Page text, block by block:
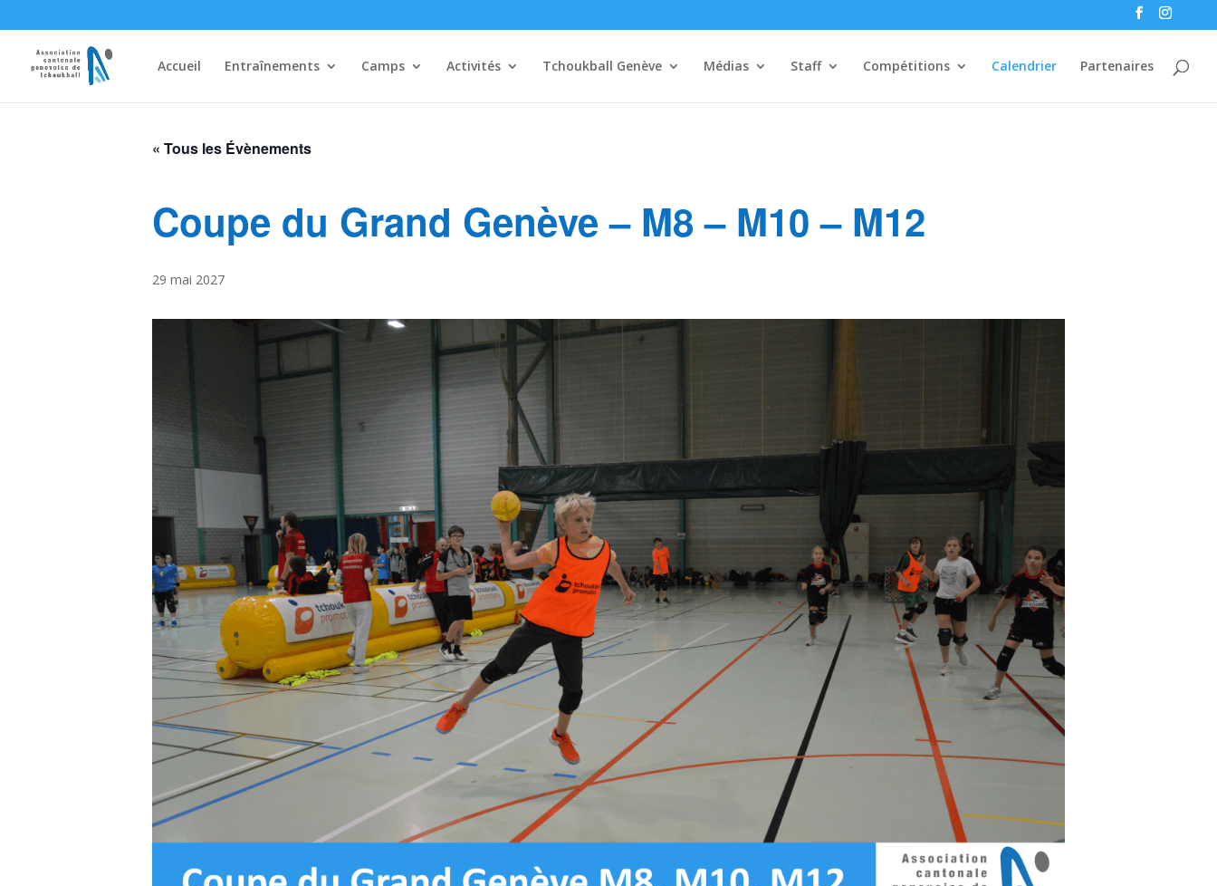
Accueil Entraînements Camps Activités Tchoukball Genève Médias Staff Compétitions Calendrier Partenaires
« Tous les Évènements
Coupe du Grand Genève – M8 – M10 – M12
29 mai 2027